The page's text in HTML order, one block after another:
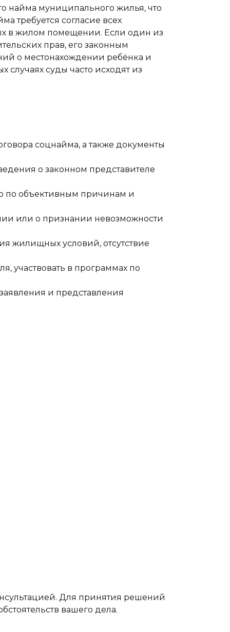
найма муниципального жилья, что
требуется согласие всех
в жилом помещении. Если один из
прав, его законным
о местонахождении ребёнка и
случаях суды часто исходят из
соцнайма, а также документы
о законном представителе
по объективным причинам и
или о признании невозможности
жилищных условий, отсутствие
участвовать в программах по
и представления
Для принятия решений
вашего дела.